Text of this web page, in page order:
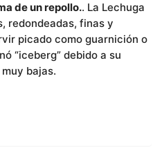
de un repollo.. La Lechuga
redondeadas, finas y
picado como guarnición o
“iceberg” debido a su
bajas.